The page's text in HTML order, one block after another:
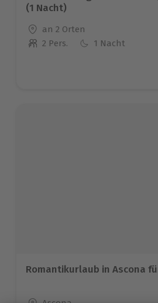
(1 Nacht)
Standort
an 2 Orten
Anzahl der Teilnehmer
2 Pers. 1 Nacht
Romantikurlaub in Ascona